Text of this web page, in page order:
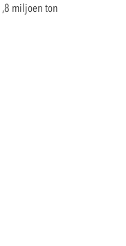
miljoen ton